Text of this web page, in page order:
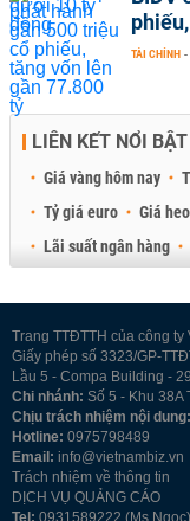
TÀI CHÍNH -
LIÊN KẾT NỔI BẬT
Giá vàng hôm nay
Tỷ giá euro
Giá
Lãi suất ngân hàng
Trang TTĐTTH của công ty
Giấy phép số 3323/GP-
Lầu 5 - Compa Building -
Chi nhánh: Số 5 - Khu 38A
Chịu trách nhiệm nội dung:
Hotline: 0975798489
Email: info@vietnambiz.vn
Trách nhiệm về thông tin
DỊCH VỤ QUẢNG CÁO
Tel: 0931589222 (Ms Ngọc)